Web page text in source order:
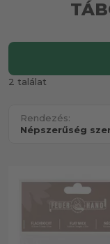
2 találat
Rendezés: